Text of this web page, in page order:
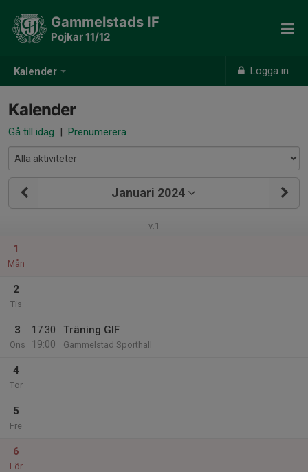
Kalender Logga in
Gammelstads IF
Pojkar 11/12
Kalender
Gå till idag | Prenumerera
Januari 2024
v.1
1
Mån
2
Tis
3
Ons
17:30
19:00
Träning GIF
Gammelstad Sporthall
4
Tor
5
Fre
6
Lör